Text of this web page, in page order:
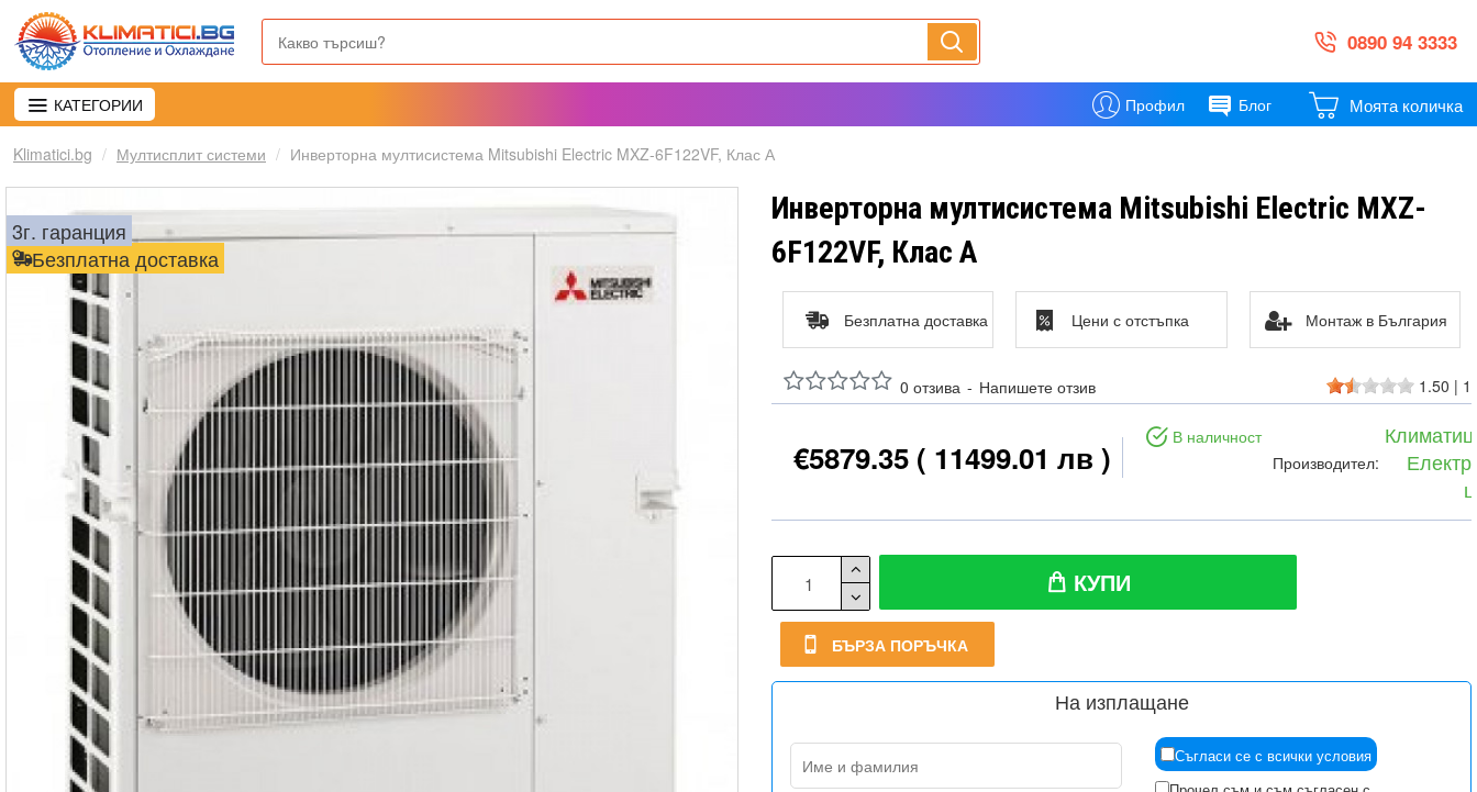
0890 94 3333
КАТЕГОРИИ Профил Блог Моята количка
Klimatici.bg Мултисплит системи Инверторна мултисистема Mitsubishi Electric MXZ-6F122VF, Клас А
Безплатна доставка
3г. гаранция
Инверторна мултисистема Mitsubishi Electric MXZ-
6F122VF, Клас А
0 отзива - Напишете отзив 1.50 | 1
€5879.35 ( 11499.01 лв )
В наличност
Производител:
КУПИ
БЪРЗА ПОРЪЧКА
На изплащане
Съгласи се с всички условия
Безплатна доставка Цени с отстъпка Монтаж в България